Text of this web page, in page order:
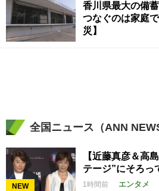
香川県最大の備
つなぐのは家庭
災】
全国ニュース（ANN
NEW
【近藤真彦＆高
テージ”にそろっ
1時間前 エンタメ